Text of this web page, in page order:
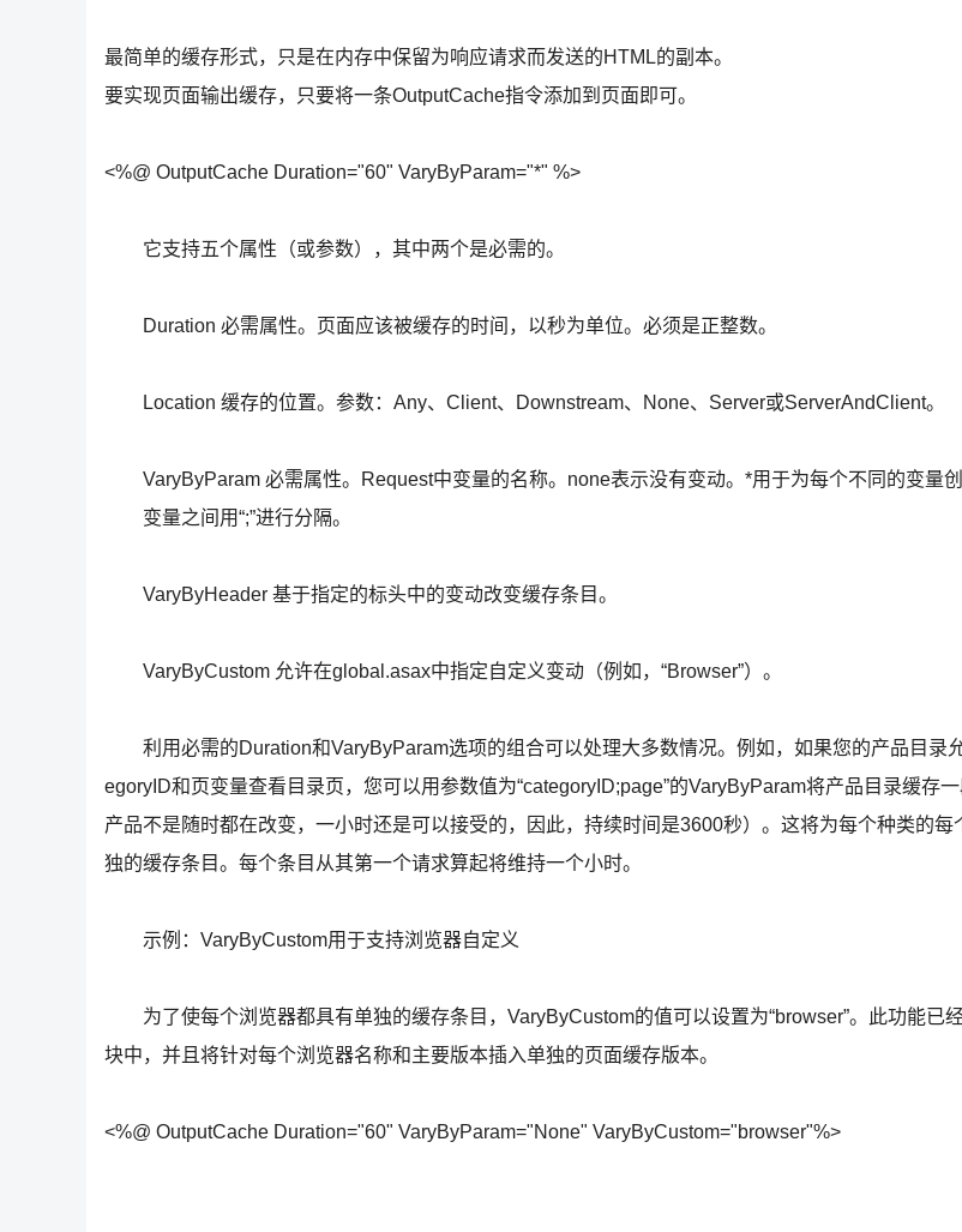
最简单的缓存形式，只是在内存中保留为响应请求而发送的HTML的副本。
要实现页面输出缓存，只要将一条OutputCache指令添加到页面即可。
<%@ OutputCache Duration="60" VaryByParam="*" %>
它支持五个属性（或参数），其中两个是必需的。
Duration 必需属性。页面应该被缓存的时间，以秒为单位。必须是正整数。
Location 缓存的位置。参数：Any、Client、Downstream、None、Server或ServerAndClient。
VaryByParam 必需属性。Request中变量的名称。none表示没有变动。*用于为每个不同的变量创
变量之间用“;”进行分隔。
VaryByHeader 基于指定的标头中的变动改变缓存条目。
VaryByCustom 允许在global.asax中指定自定义变动（例如，“Browser”）。
利用必需的Duration和VaryByParam选项的组合可以处理大多数情况。例如，如果您的产品目录
egoryID和页变量查看目录页，您可以用参数值为“categoryID;page”的VaryByParam将产品目录缓存
产品不是随时都在改变，一小时还是可以接受的，因此，持续时间是3600秒）。这将为每个种类的每
独的缓存条目。每个条目从其第一个请求算起将维持一个小时。
示例：VaryByCustom用于支持浏览器自定义
为了使每个浏览器都具有单独的缓存条目，VaryByCustom的值可以设置为“browser”。此功能已
块中，并且将针对每个浏览器名称和主要版本插入单独的页面缓存版本。
<%@ OutputCache Duration="60" VaryByParam="None" VaryByCustom="browser"%>